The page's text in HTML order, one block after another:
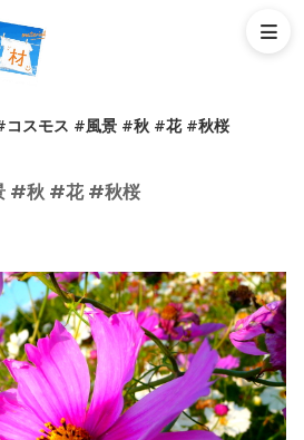
コスモス #風景 #秋 #花 #秋桜
#秋 #花 #秋桜